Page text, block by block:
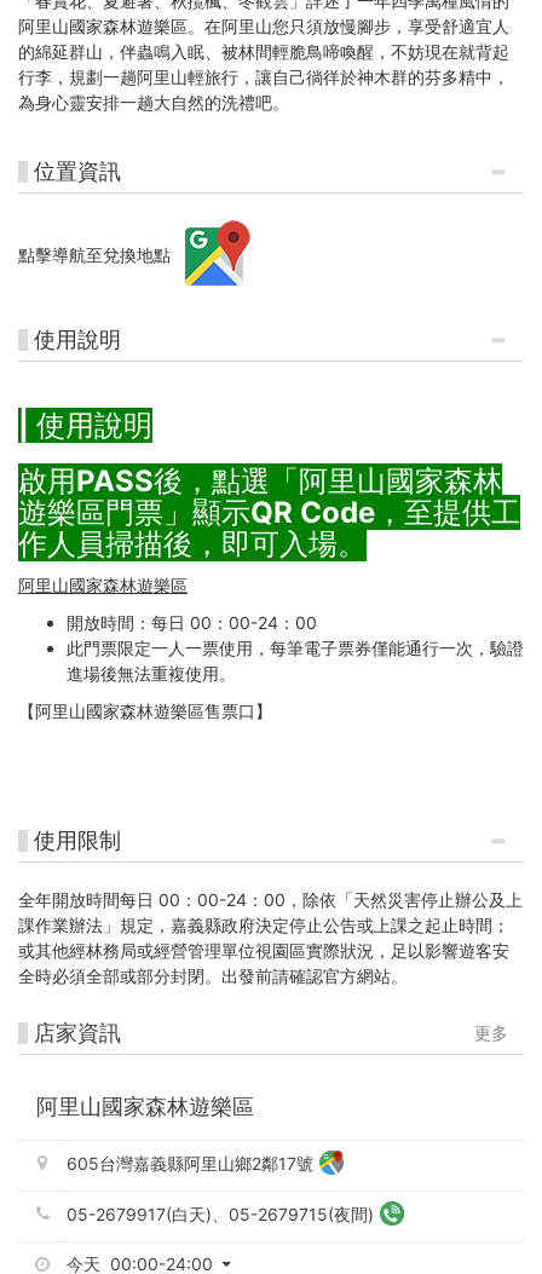
阿里山國家森林遊樂區。在阿里山您只須放慢腳步，享受舒適宜人
的綿延群山，伴蟲鳴入眠、被林間輕脆鳥啼喚醒，不妨現在就背起
行李，規劃一趟阿里山輕旅行，讓自己徜徉於神木群的芬多精中，
為身心靈安排一趟大自然的洗禮吧。
位置資訊
點擊導航至兌換地點
使用說明
| 使用說明
啟用PASS後，點選「阿里山國家森林
遊樂區門票」顯示QR Code，至提供工
作人員掃描後，即可入場。
阿里山國家森林遊樂區
開放時間：每日 00：00-24：00
此門票限定一人一票使用，每筆電子票券僅能通行一次，驗證
進場後無法重複使用。
【阿里山國家森林遊樂區售票口】
使用限制
全年開放時間每日 00：00-24：00，除依「天然災害停止辦公及上
課作業辦法」規定，嘉義縣政府決定停止公告或上課之起止時間；
或其他經林務局或經營管理單位視園區實際狀況，足以影響遊客安
全時必須全部或部分封閉。出發前請確認官方網站。
店家資訊 更多
阿里山國家森林遊樂區
605台灣嘉義縣阿里山鄉2鄰17號
05-2679917(白天)、05-2679715(夜間)
今天 00:00-24:00